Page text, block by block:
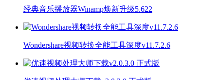
经典音乐播放器Winamp焕新升级5.622
Wondershare视频转换全能工具深度v11.7.2.6